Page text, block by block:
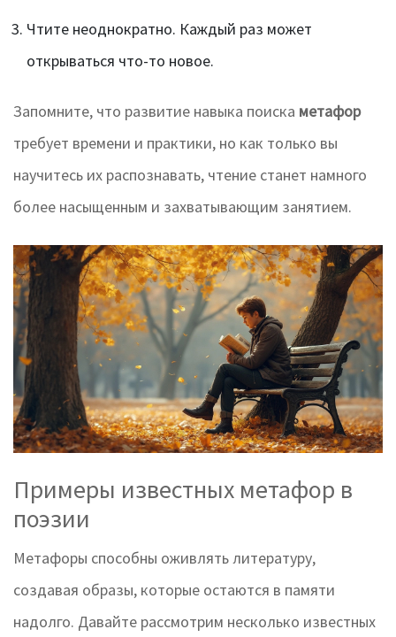
Чтите неоднократно. Каждый раз может
открываться что-то новое.
Запомните, что развитие навыка поиска метафор
требует времени и практики, но как только вы
научитесь их распознавать, чтение станет намного
более насыщенным и захватывающим занятием.
Примеры известных метафор в
поэзии
Метафоры способны оживлять литературу,
создавая образы, которые остаются в памяти
надолго. Давайте рассмотрим несколько известных